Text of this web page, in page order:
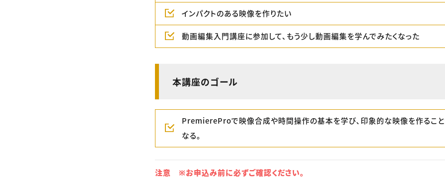
インパクトのある映像を作りたい
動画編集入門講座に参加して、もう少し動画編集を学んでみたくなった
本講座のゴール
PremiereProで映像合成や時間操作の基本を学び、印象的な映像を作ること
なる。
注意 ※お申込み前に必ずご確認ください。